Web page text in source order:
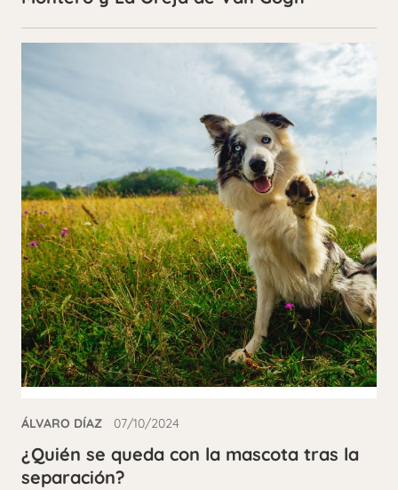
ÁLVARO DÍAZ 07/10/2024
¿Quién se queda con la mascota tras la
separación?